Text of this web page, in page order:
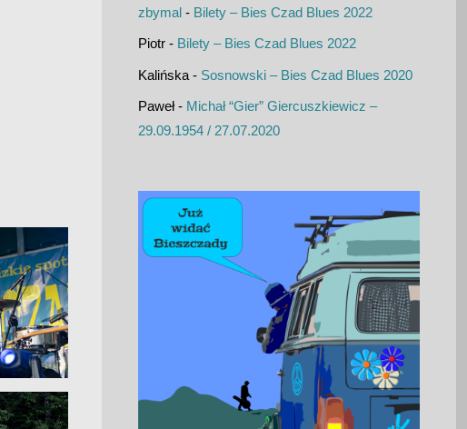
zbymal- Bilety – Bies Czad Blues 2022
Piotr- Bilety – Bies Czad Blues 2022
Kalińska- Sosnowski – Bies Czad Blues 2020
Paweł- Michał “Gier” Giercuszkiewicz –
29.09.1954 / 27.07.2020